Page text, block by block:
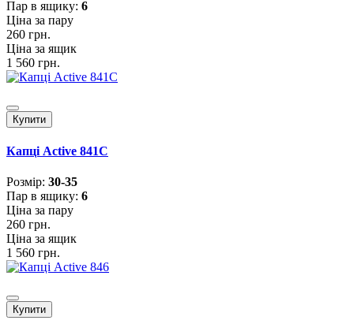
Пар в ящику: 6
Ціна за пару
260 грн.
Ціна за ящик
1 560 грн.
Купити
Капці Active 841C
Розмiр: 30-35
Пар в ящику: 6
Ціна за пару
260 грн.
Ціна за ящик
1 560 грн.
Купити